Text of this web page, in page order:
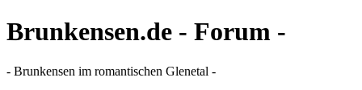
Brunkensen.de - Forum -
- Brunkensen im romantischen Glenetal -